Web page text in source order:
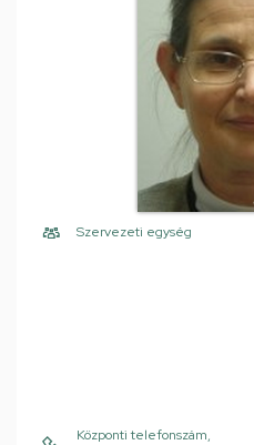
Szervezeti egység
Központi telefonszám,